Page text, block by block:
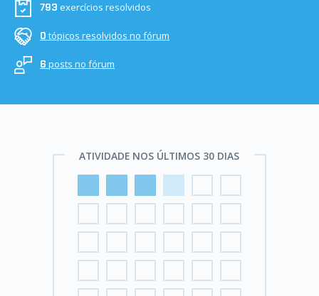
793 exercícios resolvidos
0 tópicos resolvidos no fórum
6 posts no fórum
ATIVIDADE NOS ÚLTIMOS 30 DIAS